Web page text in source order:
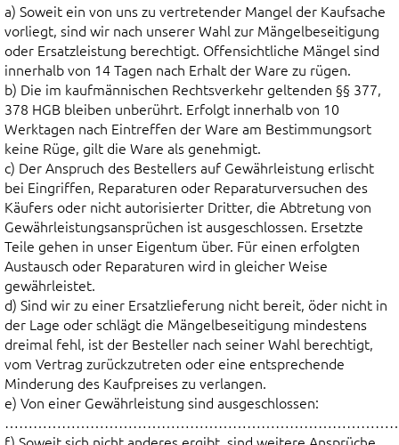
a) Soweit ein von uns zu vertretender Mangel der Kaufsache
vorliegt, sind wir nach unserer Wahl zur Mängelbeseitigung
oder Ersatzleistung berechtigt. Offensichtliche Mängel sind
innerhalb von 14 Tagen nach Erhalt der Ware zu rügen.
b) Die im kaufmännischen Rechtsverkehr geltenden §§ 377,
378 HGB bleiben unberührt. Erfolgt innerhalb von 10
Werktagen nach Eintreffen der Ware am Bestimmungsort
keine Rüge, gilt die Ware als genehmigt.
c) Der Anspruch des Bestellers auf Gewährleistung erlischt
bei Eingriffen, Reparaturen oder Reparaturversuchen des
Käufers oder nicht autorisierter Dritter, die Abtretung von
Gewährleistungsansprüchen ist ausgeschlossen. Ersetzte
Teile gehen in unser Eigentum über. Für einen erfolgten
Austausch oder Reparaturen wird in gleicher Weise
gewährleistet.
d) Sind wir zu einer Ersatzlieferung nicht bereit, öder nicht in
der Lage oder schlägt die Mängelbeseitigung mindestens
dreimal fehl, ist der Besteller nach seiner Wahl berechtigt,
vom Vertrag zurückzutreten oder eine entsprechende
Minderung des Kaufpreises zu verlangen.
e) Von einer Gewährleistung sind ausgeschlossen: